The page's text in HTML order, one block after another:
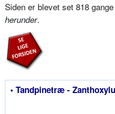
Siden er blevet set 818
herunder.
• Tandpinetræ -